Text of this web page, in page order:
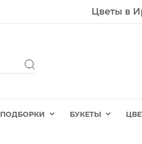
Цветы в
ПОДБОРКИ БУКЕТЫ